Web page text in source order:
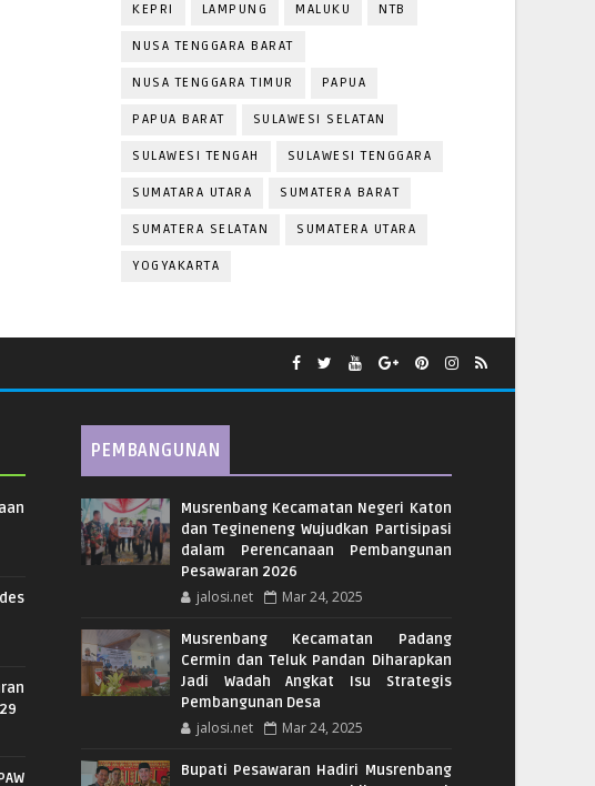
KEPRI LAMPUNG MALUKU NTB
NUSA TENGGARA BARAT
NUSA TENGGARA TIMUR PAPUA
PAPUA BARAT SULAWESI SELATAN
SULAWESI TENGAH SULAWESI TENGGARA
SUMATARA UTARA SUMATERA BARAT
SUMATERA SELATAN SUMATERA UTARA
YOGYAKARTA
PEMBANGUNAN
Musrenbang Kecamatan Negeri Katon
dan Tegineneng Wujudkan Partisipasi
dalam Perencanaan Pembangunan
Pesawaran 2026
jalosi.net Mar 24, 2025
Musrenbang Kecamatan Padang
Cermin dan Teluk Pandan Diharapkan
Jadi Wadah Angkat Isu Strategis
Pembangunan Desa
jalosi.net Mar 24, 2025
Bupati Pesawaran Hadiri Musrenbang